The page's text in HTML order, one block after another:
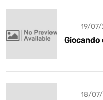
19/
18/